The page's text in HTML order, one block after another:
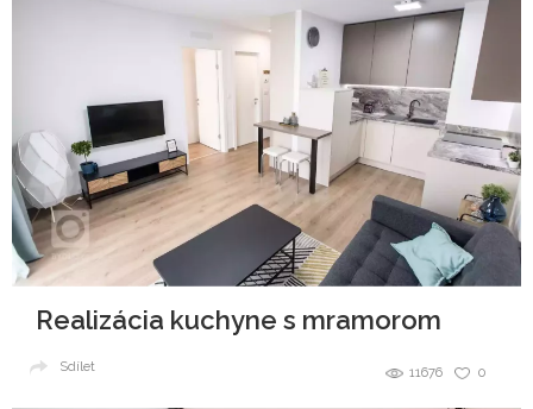
Realizácia kuchyne s mramorom
0
11676
Sdílet